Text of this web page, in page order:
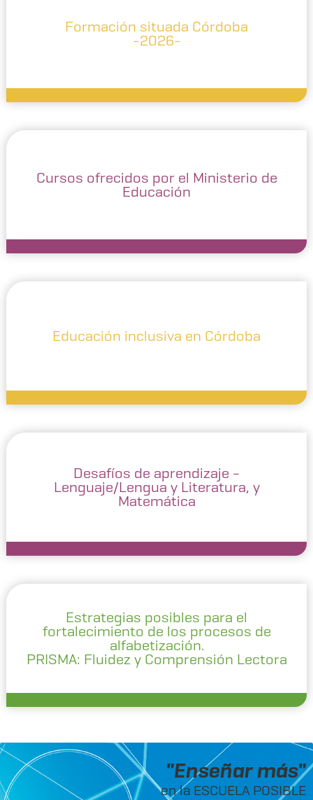
Formación situada Córdoba
-2026-
Cursos ofrecidos por el Ministerio de
Educación
Educación inclusiva en Córdoba
Desafíos de aprendizaje -
Lenguaje/Lengua y Literatura, y
Matemática
Estrategias posibles para el
fortalecimiento de los procesos de
alfabetización.
PRISMA: Fluidez y Comprensión Lectora
"Enseñar más"
en la ESCUELA POSIBLE